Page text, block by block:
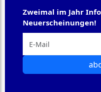
Zweimal im Jahr
Neuerscheinungen!